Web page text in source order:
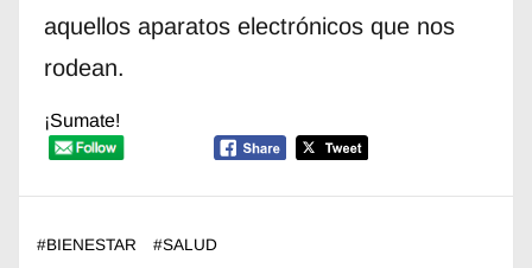
aquellos aparatos electrónicos que nos
rodean.
¡Sumate!
#BIENESTAR #SALUD